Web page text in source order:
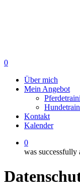
0
Über mich
Mein Angebot
Kontakt
Kalender
0
was successfully